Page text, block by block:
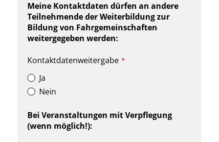
Meine Kontaktdaten dürfen an andere
Teilnehmende der Weiterbildung zur
Bildung von Fahrgemeinschaften
weitergegeben werden:
Kontaktdatenweitergabe *
Ja
Nein
Bei Veranstaltungen mit Verpflegung
(wenn möglich!):